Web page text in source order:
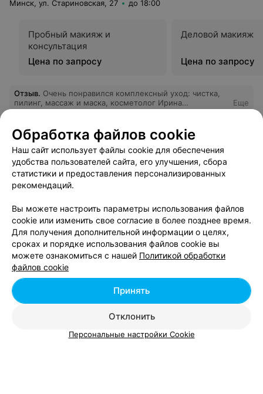
владелец студии, который абсолютно не умеет решать
свободная запись и пустой салон в разгар СЕЗОНА,
когда у хороших мастеров все расписано на 2, а то и
подходите более тщательно к выбору мастера!
Минск, ул. Стариновская, 27 до 18:00
Пробный макияж и
консультация
Цена по запросу
Деловой макияж
Цена по запросу
Отзыв. Очень понравился комплексный уход: чистка,
пилинг, массаж и маска, косметолог Ирина
профессионал своего дела, цены вполне
ходить теперь.
Еще
Отзывы 4
ПАРИКМАХЕРСКАЯ
ДизайнМикс
Минск, ул. Гинтовта, 20 до 18:00
Макияж
Цена по запросу
Все цены
Обработка файлов cookie
Наш сайт использует файлы cookie для обеспечения
удобства пользователей сайта, его улучшения, сбора
статистики и предоставления персонализированных
рекомендаций.
Вы можете настроить параметры использования файлов
cookie или изменить свое согласие в более позднее время.
Для получения дополнительной информации о целях,
сроках и порядке использования файлов cookie вы
можете ознакомиться с нашей Политикой обработки
файлов cookie
Отклонить
Принять
Персональные настройки Cookie